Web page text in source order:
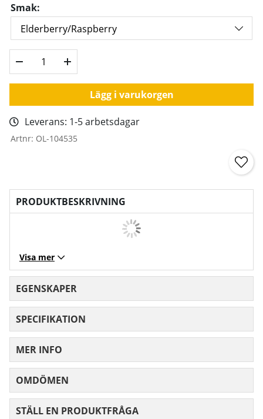
Smak:
Lägg i varukorgen
Leverans: 1-5 arbetsdagar
Artnr: OL-104535
PRODUKTBESKRIVNING
Visa mer
EGENSKAPER
SPECIFIKATION
MER INFO
OMDÖMEN
STÄLL EN PRODUKTFRÅGA